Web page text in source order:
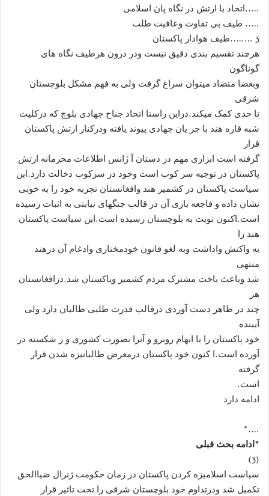
…..اتحاد با ارتش در نگاه پان اسلامی
….. طیف بی تفاوت وعافیت طلب
3 ……..طیف هوادار پاکستان
هرچند تقسیم بندی دقیق نیست ودر درون هرطیف نگاه های
گوناگون
وبعضا متضاد میتوان سراغ گرفت ولی به فهم مشکل بلوچستان
شرقی
تا حدی کمک میکند.دراین راستا اتحاد جناح جهادی بلوچ که درکلیت
شبه قاره هند با جر یان جهادی پیوند یافته ودرکنار ارتش پاکستان
قرار
گرفته است ابزاری مهم در دستان آ ژانس اطلاعات محرمانه ارتش
پاکستان در توجیه سر کوب است وخود در سرکوب دخالت دارد.این
سیاست پاکستان در کشمیر هند وافغانستان تجربه خود را به خوبی
نشان داده و فاجعه باری آن در قالب جنگهای نیابتی به اثبات رسیده
است.اکنون نوبت به بلوچستان رسیده است.این سیاست پاکستان
هند را
به واکنش واداشت وبه لغو قانون خودمختاری وادغام آن درهند
منتهی
شد وباعث باخت مشترک مردم کشمیر وپاکستان شد.درافغانستان
هر
چند در ظاهر دست آوردی درقالب قدرت طلبی طالبان دارد ولی
آیینده
خود پاکستان را با ابهام روبرو و آنرا بصورت کشوری و ر شکسته در
آورده است.ا کنون خود پاکستان درمعرض طالبانیزه شدن قرار
گرفته
است.
ادامه دارد
….*
*ادامه بحث قبلی
(3)
سیاست اسلامیزه کردن پاکستان در زمان حکومت ژنرال ضیاالحق
تکمیل شد ودرتداوم خود بلوچستان شرقی را تحت تاثیر قرار